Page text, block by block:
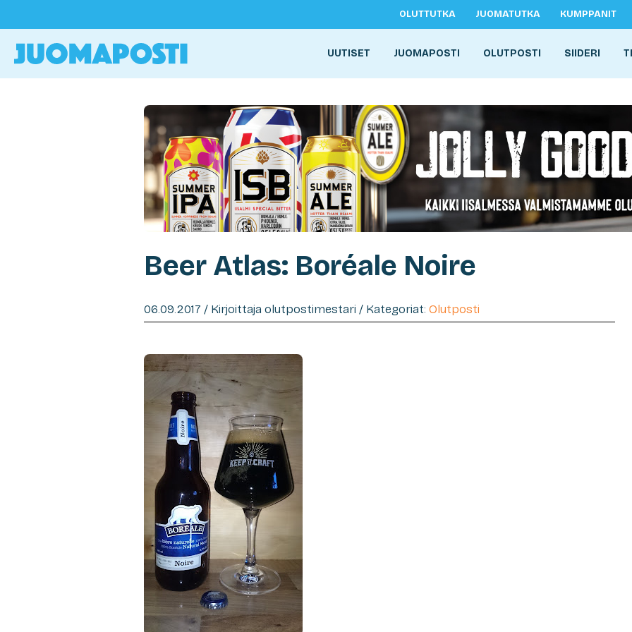
OLUTTUTKA JUOMATUTKA KUMPPANIT
UUTISET JUOMAPOSTI OLUTPOSTI SIIDERI
Beer Atlas: Boréale Noire
06.09.2017 / Kirjoittaja olutpostimestari / Kategoriat: Olutposti